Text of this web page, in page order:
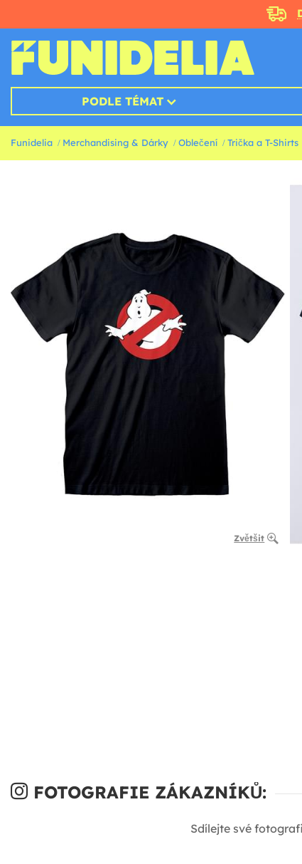
PODLE TÉMAT
Funidelia Merchandising & Dárky Oblečení Trička a T-Shirts
Zvětšit
FOTOGRAFIE ZÁKAZNÍKŮ:
Sdílejte své